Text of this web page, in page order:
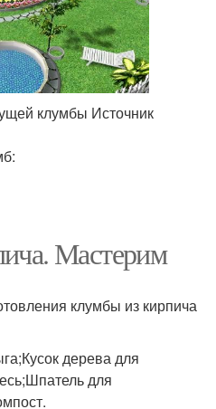
клумбы Источник
Мастерим
клумбы из кирпича
дерева для
для